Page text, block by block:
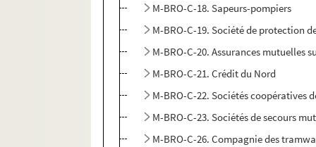
M-BRO-C-18. Sapeurs-pompiers
M-BRO-C-19. Société de protection
M-BRO-C-20. Assurances mutuelles
M-BRO-C-21. Crédit du Nord
M-BRO-C-22. Sociétés coopératives
M-BRO-C-23. Sociétés de secours
M-BRO-C-26. Compagnie des